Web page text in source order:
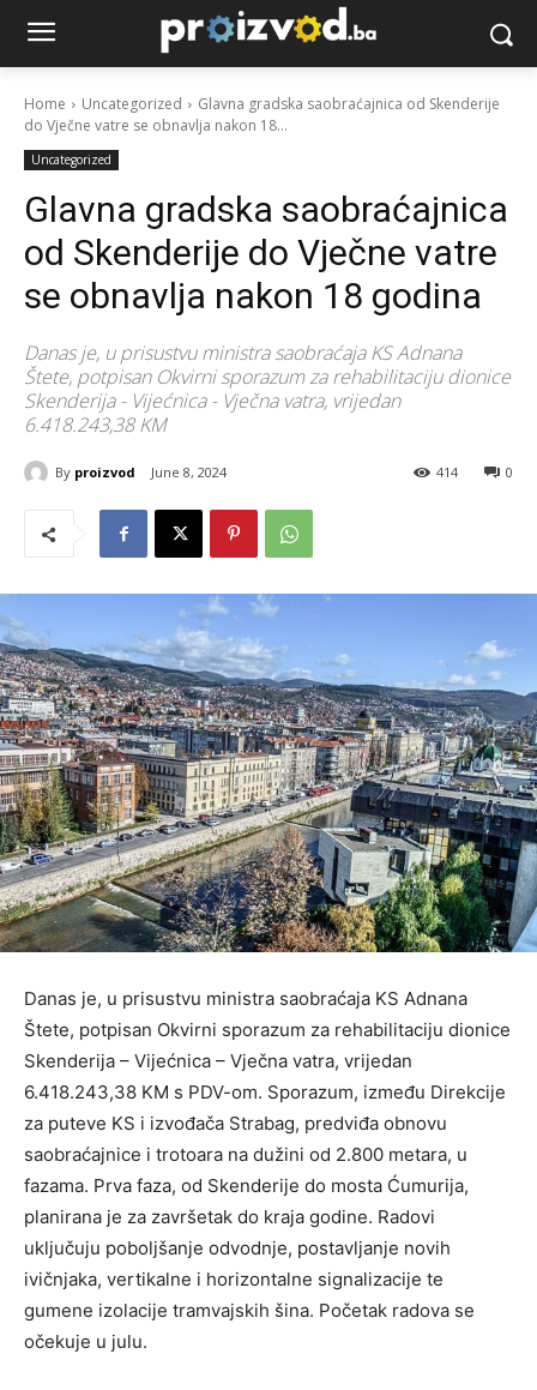
Home Uncategorized
Glavna gradska saobraćajnica od Skenderije
do Vječne vatre se obnavlja nakon 18...
Uncategorized
Glavna gradska saobraćajnica
od Skenderije do Vječne vatre
se obnavlja nakon 18 godina
Danas je, u prisustvu ministra saobraćaja KS Adnana
Štete, potpisan Okvirni sporazum za rehabilitaciju dionice
Skenderija - Vijećnica - Vječna vatra, vrijedan
6.418.243,38 KM
By proizvod June 8, 2024 0
414
Danas je, u prisustvu ministra saobraćaja KS Adnana
Štete, potpisan Okvirni sporazum za rehabilitaciju dionice
Skenderija – Vijećnica – Vječna vatra, vrijedan
6.418.243,38 KM s PDV-om. Sporazum, između Direkcije
za puteve KS i izvođača Strabag, predviđa obnovu
saobraćajnice i trotoara na dužini od 2.800 metara, u
fazama. Prva faza, od Skenderije do mosta Ćumurija,
planirana je za završetak do kraja godine. Radovi
uključuju poboljšanje odvodnje, postavljanje novih
ivičnjaka, vertikalne i horizontalne signalizacije te
gumene izolacije tramvajskih šina. Početak radova se
očekuje u julu.